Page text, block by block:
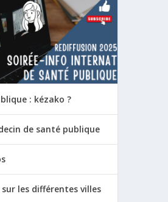
: kézako ?
de santé publique
les différentes villes